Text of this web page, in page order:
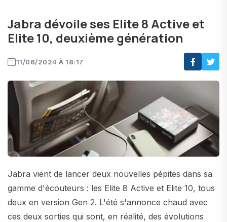
Jabra dévoile ses Elite 8 Active et
Elite 10, deuxième génération
11/06/2024 À 18:17
Jabra vient de lancer deux nouvelles pépites dans sa
gamme d'écouteurs : les Elite 8 Active et Elite 10, tous
deux en version Gen 2. L'été s'annonce chaud avec
ces deux sorties qui sont, en réalité, des évolutions